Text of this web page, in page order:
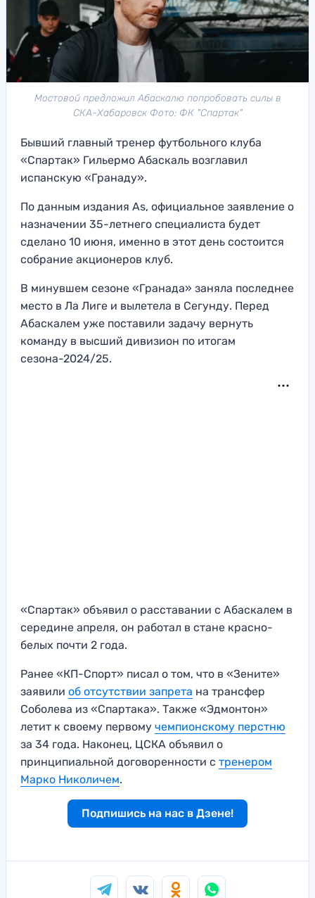
Мостовой предложил Абаскалю попробовать силы в
СКА-Хабаровск Фото: ФК "Спартак"
Бывший главный тренер футбольного клуба
«Спартак» Гильермо Абаскаль возглавил
испанскую «Гранаду».
По данным издания As, официальное заявление о
назначении 35-летнего специалиста будет
сделано 10 июня, именно в этот день состоится
собрание акционеров клуб.
В минувшем сезоне «Гранада» заняла последнее
место в Ла Лиге и вылетела в Сегунду. Перед
Абаскалем уже поставили задачу вернуть
команду в высший дивизион по итогам
сезона-2024/25.
«Спартак» объявил о расставании с Абаскалем в
середине апреля, он работал в стане красно-
белых почти 2 года.
Ранее «КП-Спорт» писал о том, что в «Зените»
заявили об отсутствии запрета на трансфер
Соболева из «Спартака». Также «Эдмонтон»
летит к своему первому чемпионскому перстню
за 34 года. Наконец, ЦСКА объявил о
принципиальной договоренности с тренером
Марко Николичем.
Подпишись на нас в Дзене!